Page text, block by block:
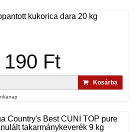
kukorica dara 20 kg
190 Ft
Kosárba
Country's Best CUNI TOP pure
takarmánykeverék 9 kg